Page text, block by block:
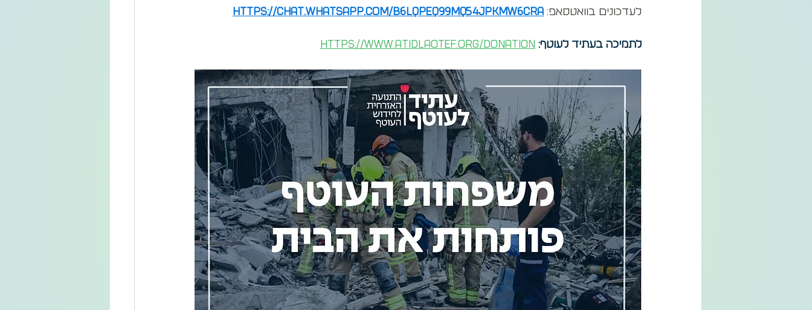
לעדכונים בוואטסאפ: https://chat.whatsapp.com/B6lqpeQ99Mq54jPKmw6CrA
לתמיכה בעתיד לעוטף: https://www.atidlaotef.org/donation